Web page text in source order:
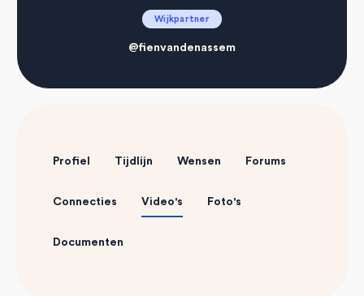
Wijkpartner
@fienvandenassem
Profiel Tijdlijn Wensen Forums
Connecties Video's Foto's
Documenten